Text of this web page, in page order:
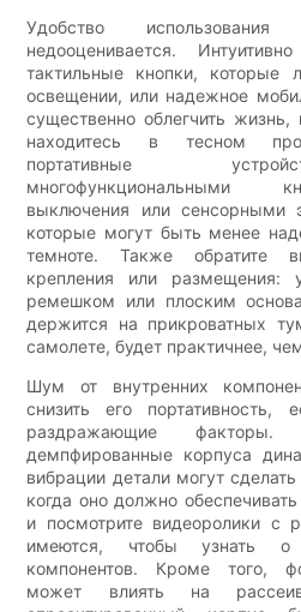
Удобство
недооценивается.
тактильные кнопки, которые
освещении, или надежное
существенно облегчить
находитесь в тесном
портативные
многофункциональными
выключения или сенсорными
которые могут быть менее
темноте. Также обратите
крепления или размещения:
ремешком или плоским
держится на прикроватных
самолете, будет практичнее,
Шум от внутренних
снизить его
раздражающие факторы.
демпфированные корпуса
вибрации детали могут
когда оно должно
и посмотрите видеоролики с
имеются, чтобы узнать о
компонентов. Кроме того,
может влиять на